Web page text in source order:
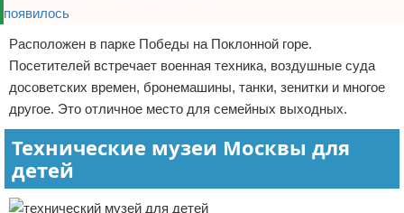
Расположен в парке Победы на Поклонной горе.
Посетителей встречает военная техника, воздушные суда
досоветских времен, бронемашины, танки, зенитки и многое
другое. Это отличное место для семейных выходных.
Технические музеи Москвы для
детей